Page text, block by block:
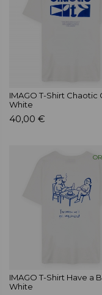
IMAGO T-Shirt Chaotic
White
40,00 €
IMAGO T-Shirt Have a
White